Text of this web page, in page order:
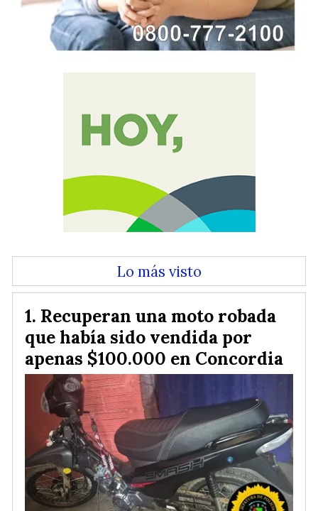
Lo más visto
Recuperan una moto robada
que había sido vendida por
apenas $100.000 en Concordia